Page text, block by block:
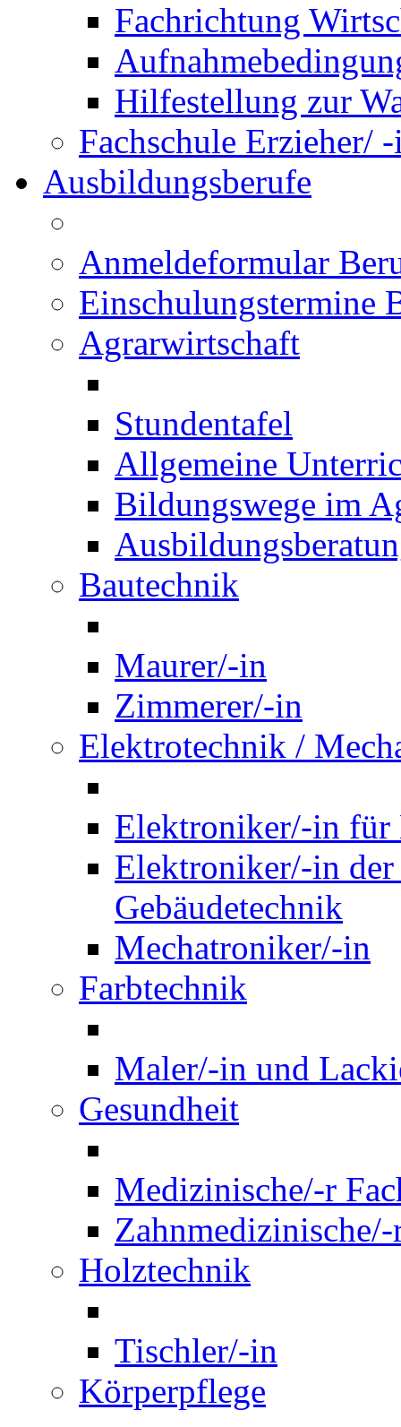
Fachrichtung
Hilfestellung zur
Fachschule Erzieher/
Ausbildungsberufe
Anmeldeformular
Einschulungstermine
Agrarwirtschaft
Stundentafel
Allgemeine
Bildungswege im
Bautechnik
Maurer/-in
Zimmerer/-in
Elektrotechnik /
Elektroniker/-in für
Elektroniker/-in
Gebäudetechnik
Mechatroniker/-in
Farbtechnik
Maler/-in und
Gesundheit
Medizinische/-r
Holztechnik
Tischler/-in
Körperpflege